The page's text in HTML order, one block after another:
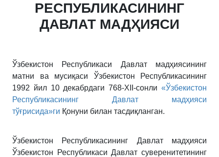
РЕСПУБЛИКАСИНИНГ
ДАВЛАТ МАДҲИЯСИ
Ўзбекистон Республикаси Давлат мадҳиясининг
матни ва мусиқаси Ўзбекистон Республикасининг
1992 йил 10 декабрдаги 768-ХII-сонли «Ўзбекистон
Республикасининг Давлат мадҳияси
тўғрисида»ги Қонуни билан тасдиқланган.
Ўзбекистон Республикасининг Давлат мадҳияси
Ўзбекистон Республикаси Давлат суверенитетининг